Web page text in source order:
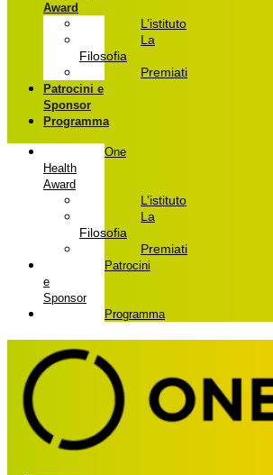
Award
L’istituto
La
Filosofia
Premiati
Patrocini e
Sponsor
Programma
One
Health
Award
L’istituto
La
Filosofia
Premiati
Patrocini
e
Sponsor
Programma